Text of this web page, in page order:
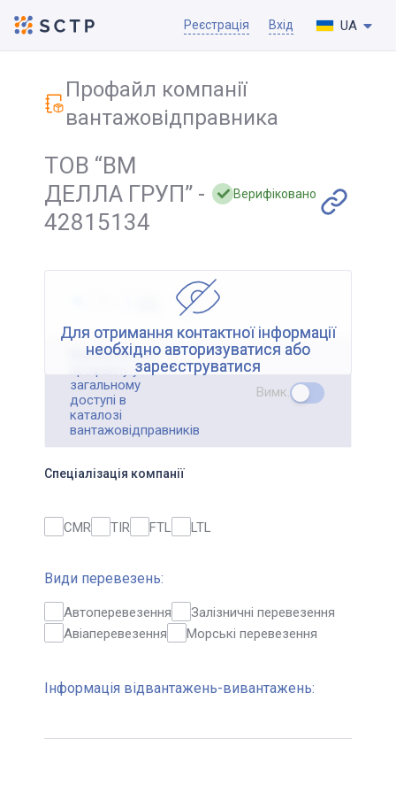
Реєстрація Вхід UA
Профайл компанії
вантажовідправника
ТОВ “ВМ
ДЕЛЛА ГРУП” -
42815134
Верифіковано
Для отримання контактної інформації
необхідно авторизуватися або
зареєструватися
Відображення
профайлу у
загальному
доступі в
каталозі
вантажовідправників
Вимк.
Спеціалізація компанії
CMR TIR FTL LTL
Види перевезень:
Автоперевезення
Залізничні перевезення
Авіаперевезення
Морські перевезення
Інформація відвантажень-вивантажень: